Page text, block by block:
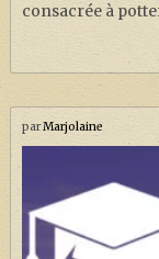
consacrée à
parMarjolaine